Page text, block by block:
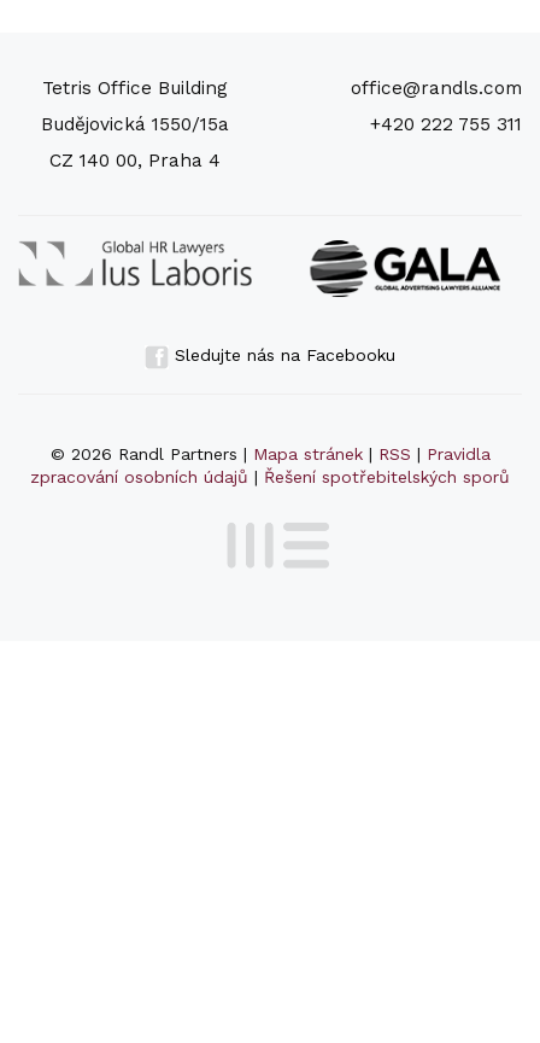
Tetris Office Building
Budějovická 1550/15a
CZ 140 00, Praha 4
office@randls.com
+420 222 755 311
Sledujte nás na Facebooku
© 2026 Randl Partners | Mapa stránek| RSS | Pravidla
zpracování osobních údajů | Řešení spotřebitelských sporů